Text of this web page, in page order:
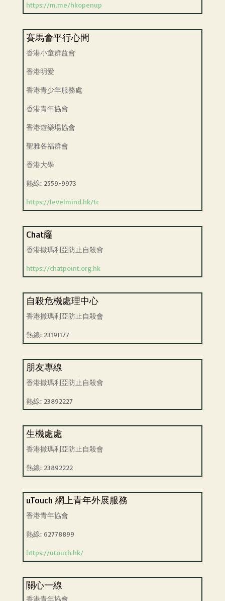
https://m.me/hkopenup
賽馬會平行心間
香港小童群益會
香港明愛
香港青少年服務處
香港青年協會
香港遊樂場協會
聖雅各福群會
香港大學
熱線: 2559-9973
https://levelmind.hk/tc
Chat窿
香港撒瑪利亞防止自殺會
https://chatpoint.org.hk
自殺危機處理中心
香港撒瑪利亞防止自殺會
熱線: 23191177
朋友專線
香港撒瑪利亞防止自殺會
熱線: 23892227
生機處處
香港撒瑪利亞防止自殺會
熱線: 23892222
uTouch 網上青年外展服務
香港青年協會
熱線: 62778899
https://utouch.hk/
關心一線
香港青年協會